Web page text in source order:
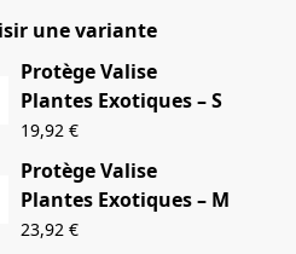
une variante
Protège Valise
Plantes Exotiques – S
19,92€
Protège Valise
Plantes Exotiques – M
23,92€